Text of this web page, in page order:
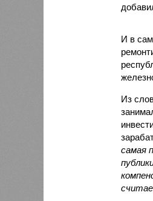
И в
Из
самая